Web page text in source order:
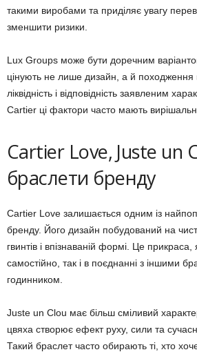
такими виробами та приділяє увагу
зменшити ризики.
Lux Groups може бути доречним
цінують не лише дизайн, а й походження
ліквідність і відповідність заявленим
Cartier ці фактори часто мають
Cartier Love, Juste un
браслети бренду
Cartier Love залишається одним із
бренду. Його дизайн побудований на
гвинтів і впізнаваній формі. Це
самостійно, так і в поєднанні з іншими
годинником.
Juste un Clou має більш сміливий
цвяха створює ефект руху, сили та
Такий браслет часто обирають ті, хто